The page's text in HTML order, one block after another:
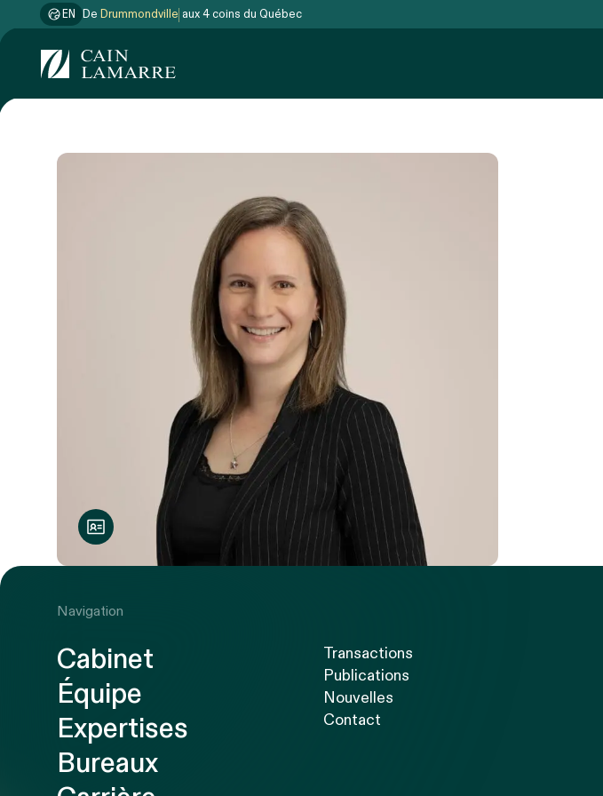
EN De Drummondville
aux 4 coins du Québec
Navigation
Cabinet
Équipe
Expertises
Bureaux
Transactions
Publications
Nouvelles
Contact